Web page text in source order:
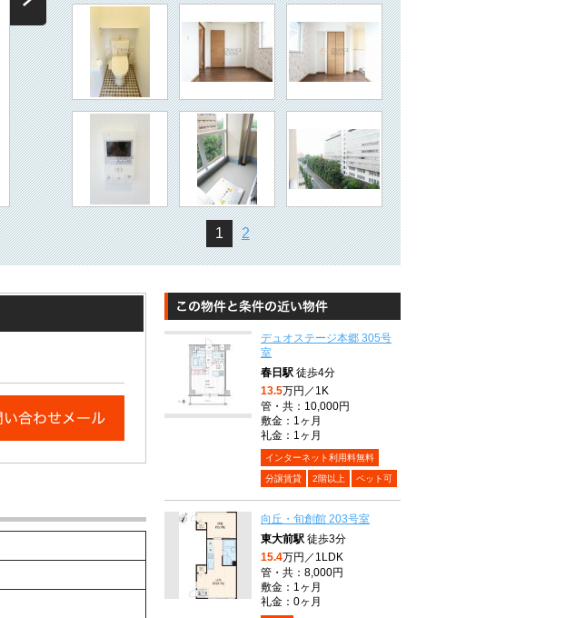
1 2
デュオステージ本郷 305号
室
春日駅 徒歩4分
13.5万円／1K
管・共：10,000円
敷金：1ヶ月
礼金：1ヶ月
インターネット利用料無料
分譲賃貸 2階以上 ペット可
向丘・旬創館 203号室
東大前駅 徒歩3分
15.4万円／1LDK
管・共：8,000円
敷金：1ヶ月
礼金：0ヶ月